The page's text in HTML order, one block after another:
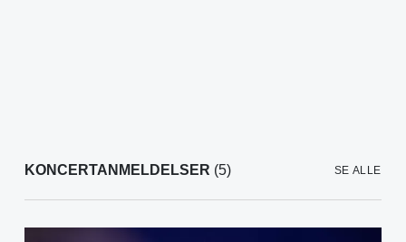
KONCERTANMELDELSER (5) SE ALLE